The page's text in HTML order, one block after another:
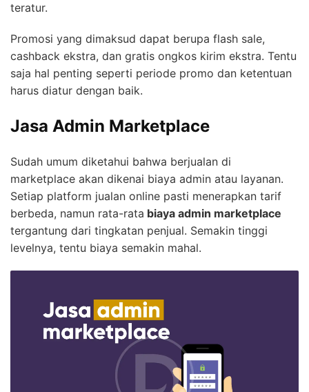
teratur.
Promosi yang dimaksud dapat berupa flash sale,
cashback ekstra, dan gratis ongkos kirim ekstra. Tentu
saja hal penting seperti periode promo dan ketentuan
harus diatur dengan baik.
Jasa Admin Marketplace
Sudah umum diketahui bahwa berjualan di
marketplace akan dikenai biaya admin atau layanan.
Setiap platform jualan online pasti menerapkan tarif
berbeda, namun rata-rata biaya admin marketplace
tergantung dari tingkatan penjual. Semakin tinggi
levelnya, tentu biaya semakin mahal.